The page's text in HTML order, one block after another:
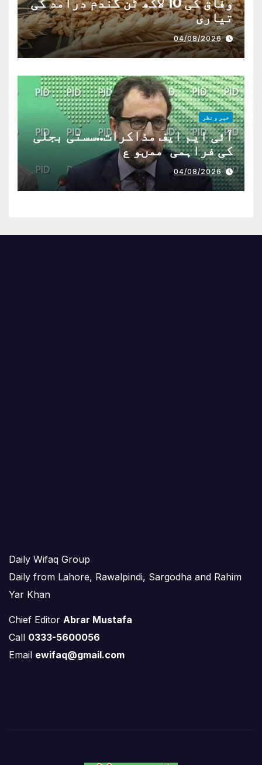
تیاری
04/08/2026
خبر و نظر
آئی ایم ایف مذاکرات..سستی بجلی
کی فراہمی ممںو ع
04/08/2026
Daily Wifaq Group
Daily from Lahore, Rawalpindi, Sargodha and Rahim
Yar Khan
Chief Editor Abrar Mustafa
Call 0333-5600056
Email ewifaq@gmail.com